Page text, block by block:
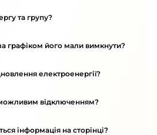
та групу?
графіком його мали вимкнути?
електроенергії?
відключенням?
інформація на сторінці?